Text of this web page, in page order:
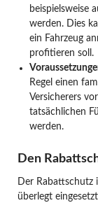
beispielsweise
werden. Dies
ein Fahrzeug
profitieren soll.
Regel einen
Versicherers
tatsächlichen
werden.
Den
Der Rabattschutz
überlegt